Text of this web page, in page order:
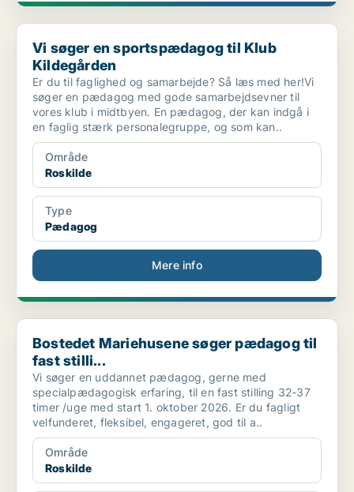
Vi søger en sportspædagog til Klub Kildegården
Vi søger en sportspædagog til Klub
Kildegården
Er du til faglighed og samarbejde? Så læs med her!Vi
søger en pædagog med gode samarbejdsevner til
vores klub i midtbyen. En pædagog, der kan indgå i
en faglig stærk personalegruppe, og som kan..
Område
Roskilde
Type
Pædagog
Mere info
Bostedet Mariehusene søger pædagog til fast stilli...
Bostedet Mariehusene søger pædagog til
fast stilli...
Vi søger en uddannet pædagog, gerne med
specialpædagogisk erfaring, til en fast stilling 32-37
timer /uge med start 1. oktober 2026. Er du fagligt
velfunderet, fleksibel, engageret, god til a..
Område
Roskilde